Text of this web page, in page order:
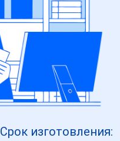
Срок изготовления: